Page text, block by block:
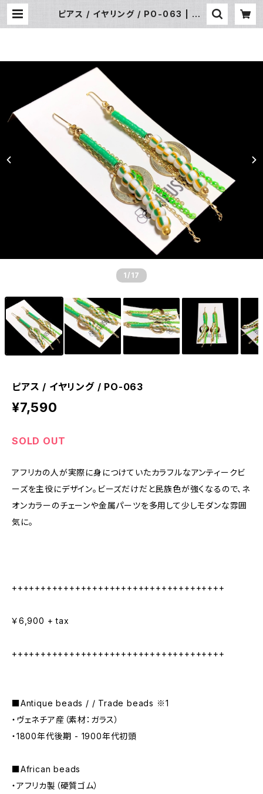
ピアス / イヤリング / PO-063 | JU
1 /17
ピアス / イヤリング / PO-063
¥7,590
SOLD OUT
アフリカの人が実際に身につけていたカラフルなアンティークビ
ーズを主役にデザイン。ビーズだけだと民族色が強くなるので、ネ
オンカラーのチェーンや金属パーツを多用して少しモダンな雰囲
気に。
+++++++++++++++++++++++++++++++++++++
￥6,900 + tax
+++++++++++++++++++++++++++++++++++++
■Antique beads / / Trade beads ※1
・ヴェネチア産（素材：ガラス）
・1800年代後期 - 1900年代初頭
■African beads
・アフリカ製（硬質ゴム）